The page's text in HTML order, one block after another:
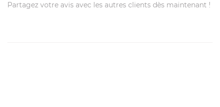
Partagez votre avis avec les autres clients dès maintenant !